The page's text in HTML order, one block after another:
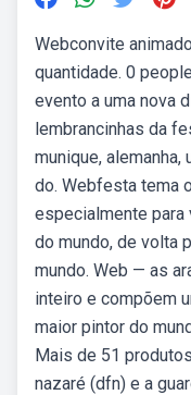
Webconvite
quantidade. 0
evento a uma nova
lembrancinhas da
munique,
do. Webfesta tema
especialmente para
do mundo, de volta
mundo. Web — as
inteiro e compõem
maior pintor do
Mais de 51
nazaré (dfn) e a